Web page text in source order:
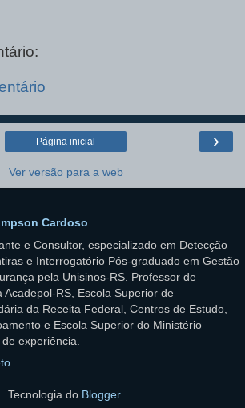
›
Página inicial
Ver versão para a web
Cardoso
e Consultor, especializado em Detecção
e Interrogatório Pós-graduado em Gestão
pela Unisinos-RS. Professor de
Acadepol-RS, Escola Superior de
da Receita Federal, Centros de Estudo,
e Escola Superior do Ministério
experiência.
Tecnologia do Blogger.